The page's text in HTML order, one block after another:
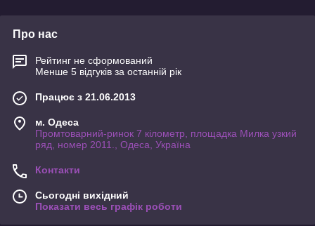
Про нас
Рейтинг не сформований
Менше 5 відгуків за останній рік
Працює з 21.06.2013
м. Одеса
Промтоварний-ринок 7 кілометр, площадка Милка узкий
ряд, номер 2011., Одеса, Україна
Контакти
Сьогодні вихідний
Показати весь графік роботи